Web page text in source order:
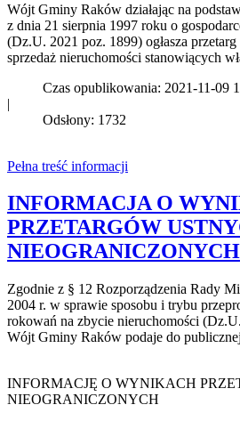
Wójt Gminy Raków działając na
z dnia 21 sierpnia 1997 roku o
(Dz.U. 2021 poz. 1899) ogłasza
sprzedaż nieruchomości stanowiących
Czas opublikowania: 2021-11-09
|
Odsłony: 1732
Pełna treść informacji
INFORMACJA O
PRZETARGÓW
NIEOGRANICZONYCH
Zgodnie z § 12 Rozporządzenia Rady
2004 r. w sprawie sposobu i trybu
rokowań na zbycie nieruchomości
Wójt Gminy Raków podaje do
INFORMACJĘ O WYNIKACH
NIEOGRANICZONYCH